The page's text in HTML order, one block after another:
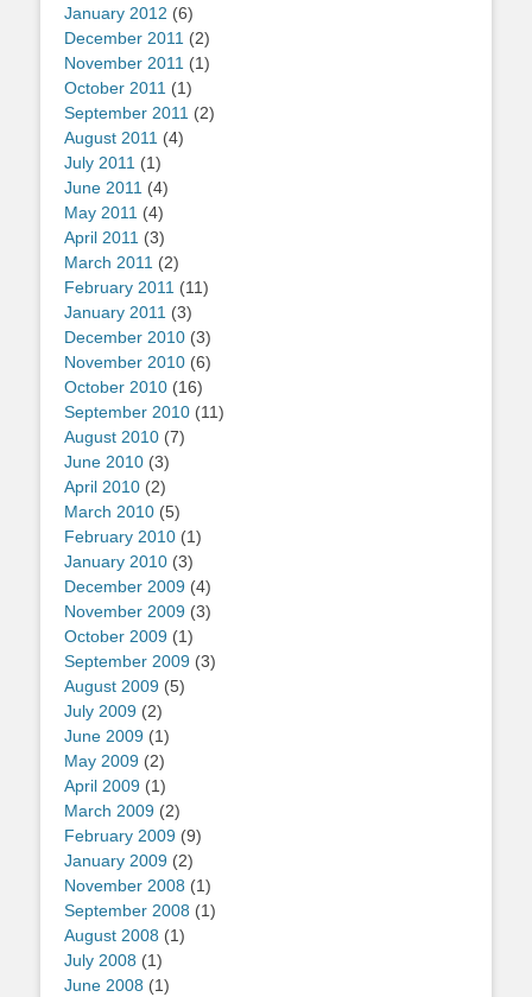
January 2012 (6)
December 2011 (2)
November 2011 (1)
October 2011 (1)
September 2011 (2)
August 2011 (4)
July 2011 (1)
June 2011 (4)
May 2011 (4)
April 2011 (3)
March 2011 (2)
February 2011 (11)
January 2011 (3)
December 2010 (3)
November 2010 (6)
October 2010 (16)
September 2010 (11)
August 2010 (7)
June 2010 (3)
April 2010 (2)
March 2010 (5)
February 2010 (1)
January 2010 (3)
December 2009 (4)
November 2009 (3)
October 2009 (1)
September 2009 (3)
August 2009 (5)
July 2009 (2)
June 2009 (1)
May 2009 (2)
April 2009 (1)
March 2009 (2)
February 2009 (9)
January 2009 (2)
November 2008 (1)
September 2008 (1)
August 2008 (1)
July 2008 (1)
June 2008 (1)